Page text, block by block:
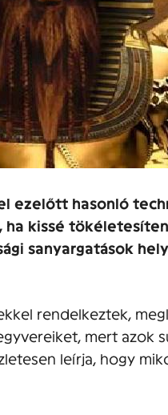
ezelőtt hasonló
ha kissé
sanyargatások
rendelkeztek,
mert azok
leírja, hogy